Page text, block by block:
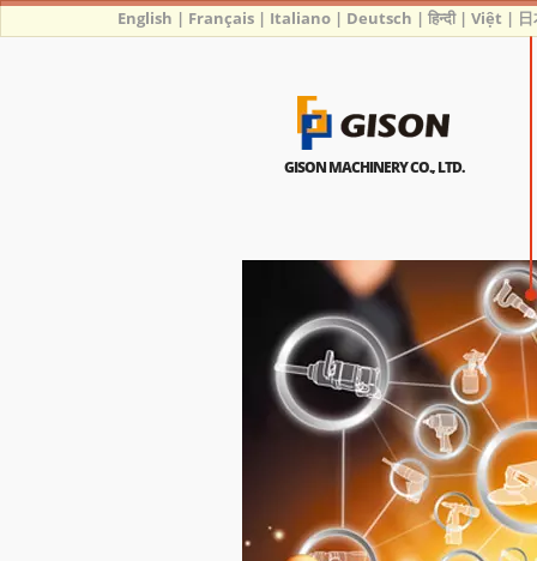
GISON MACHINERY CO., LTD.
English | Français | Italiano | Deutsch |हिन्दी|Việt |